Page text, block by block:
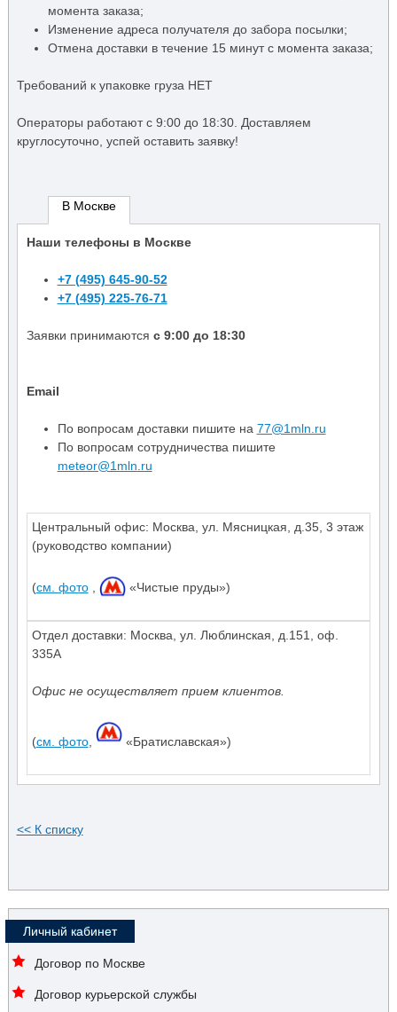
момента заказа;
Изменение адреса получателя до забора посылки;
Отмена доставки в течение 15 минут с момента заказа;
Требований к упаковке груза НЕТ
Операторы работают c 9:00 до 18:30. Доставляем
круглосуточно, успей оставить заявку!
В Москве
Наши телефоны в Москве
+7 (495) 645-90-52
+7 (495) 225-76-71
Заявки принимаются с 9:00 до 18:30
Email
По вопросам доставки пишите на 77@1mln.ru
По вопросам сотрудничества пишите
meteor@1mln.ru
Центральный офис: Москва ул. Мясницкая, д.35, 3 этаж
(руководство компании)
(см. фото, «Чистые пруды»)
Отдел доставки: Москва, ул. Люблинская, д.151, оф.
335А
Офис не осуществляет прием клиентов.
(см. фото, «Братиславская»)
<< К списку
Личный кабинет
Договор по Москве
Договор курьерской службы